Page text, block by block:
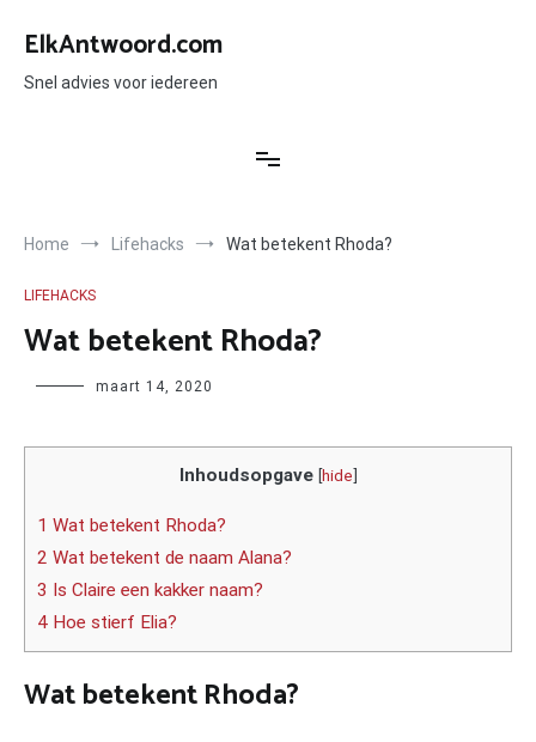
naar
inhoud
ElkAntwoord.com
Snel advies voor iedereen
Home Lifehacks Wat betekent Rhoda?
LIFEHACKS
Wat betekent Rhoda?
Author maart 14, 2020
Inhoudsopgave [hide]
1 Wat betekent Rhoda?
2 Wat betekent de naam Alana?
3 Is Claire een kakker naam?
4 Hoe stierf Elia?
Wat betekent Rhoda?